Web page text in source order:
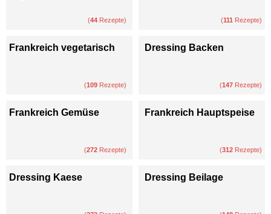
(44 Rezepte) (111 Rezepte)
Frankreich vegetarisch
(109 Rezepte)
Dressing Backen
(147 Rezepte)
Frankreich Gemüse
(272 Rezepte)
Frankreich Hauptspeise
(312 Rezepte)
Dressing Kaese Dressing Beilage